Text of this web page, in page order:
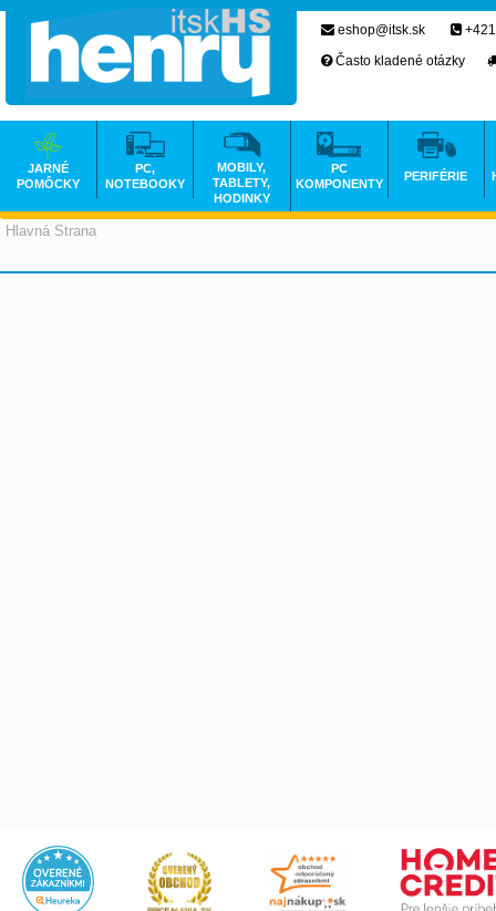
Hlavná Strana
eshop@itsk.sk
Často kladené otázky
JARNÉ
POMÔCKY
PC,
NOTEBOOKY
MOBILY,
TABLETY,
HODINKY
PC
KOMPONENTY
PERIFÉRIE